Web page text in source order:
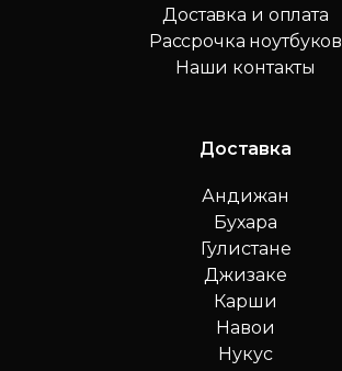
Доставка и оплата
Рассрочка ноутбуков
Наши контакты
Доставка
Андижан
Бухара
Гулистане
Джизаке
Карши
Навои
Нукус